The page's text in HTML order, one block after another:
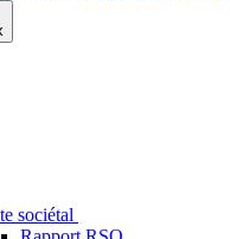
sociétal